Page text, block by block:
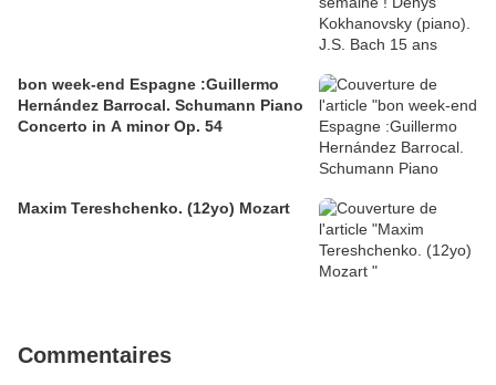
bon week-end Espagne :Guillermo
Hernández Barrocal. Schumann Piano
Concerto in A minor Op. 54
Maxim Tereshchenko. (12yo) Mozart
Commentaires